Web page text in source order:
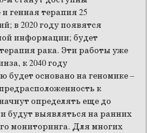
генная терапия 25
в 2020 году появятся
информации; будет
рака. Эти работы уже
к 2040 году
будет основано на геномике –
к
определять еще до
будут выявляться на ранних
мониторинга. Для многих